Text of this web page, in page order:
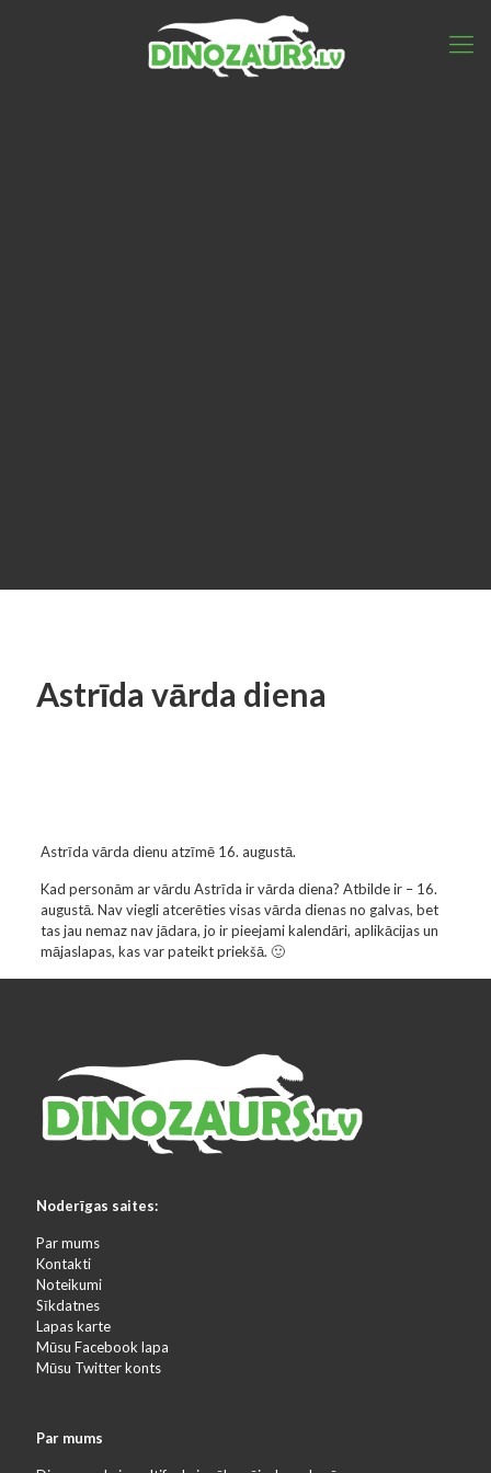
Astrīda vārda diena
Astrīda vārda dienu atzīmē 16. augustā.
Kad personām ar vārdu Astrīda ir vārda diena? Atbilde ir – 16.
augustā. Nav viegli atcerēties visas vārda dienas no galvas, bet
tas jau nemaz nav jādara, jo ir pieejami kalendāri, aplikācijas un
mājaslapas, kas var pateikt priekšā. 🙂
Noderīgas saites:
Par mums
Kontakti
Noteikumi
Sīkdatnes
Lapas karte
Mūsu Facebook lapa
Mūsu Twitter konts
Par mums